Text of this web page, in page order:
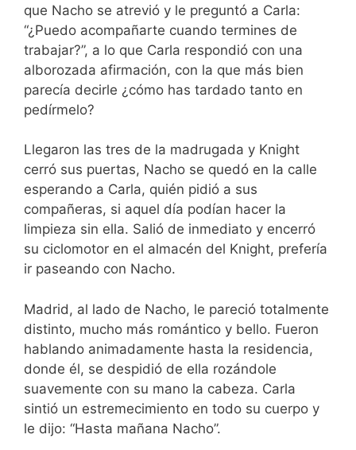
que Nacho se atrevió y le preguntó a Carla:
“¿Puedo acompañarte cuando termines de
trabajar?”, a lo que Carla respondió con una
alborozada afirmación, con la que más bien
parecía decirle ¿cómo has tardado tanto en
pedírmelo?
Llegaron las tres de la madrugada y Knight
cerró sus puertas, Nacho se quedó en la calle
esperando a Carla, quién pidió a sus
compañeras, si aquel día podían hacer la
limpieza sin ella. Salió de inmediato y encerró
su ciclomotor en el almacén del Knight, prefería
ir paseando con Nacho.
Madrid, al lado de Nacho, le pareció totalmente
distinto, mucho más romántico y bello. Fueron
hablando animadamente hasta la residencia,
donde él, se despidió de ella rozándole
suavemente con su mano la cabeza. Carla
sintió un estremecimiento en todo su cuerpo y
le dijo: “Hasta mañana Nacho”.